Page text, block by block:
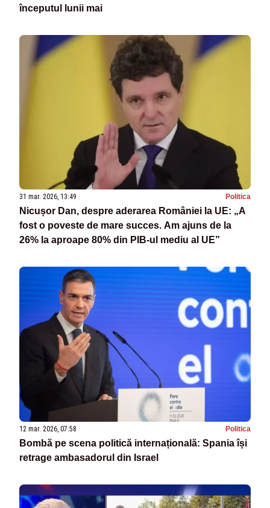
începutul lunii mai
31 mar. 2026, 13:49 Politica
Nicușor Dan, despre aderarea României la UE: „A
fost o poveste de mare succes. Am ajuns de la
26% la aproape 80% din PIB-ul mediu al UE”
12 mar. 2026, 07:58 Politica
Bombă pe scena politică internațională: Spania își
retrage ambasadorul din Israel